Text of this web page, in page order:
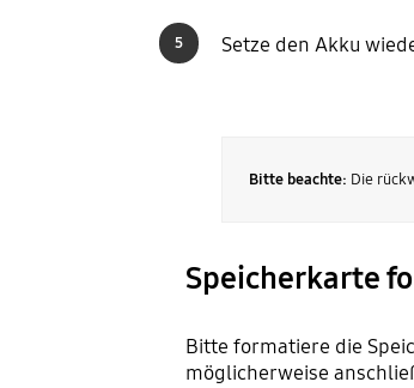
5 Setze den Akku
Bitte beachte: Die
Speicherkarte
Bitte formatiere die
möglicherweise